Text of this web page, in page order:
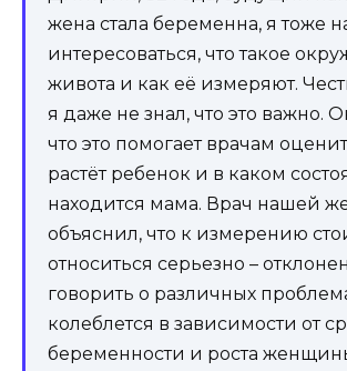
жена стала беременна, я тоже
интересоваться, что такое
живота и как её измеряют.
я даже не знал, что это важно.
что это помогает врачам
растёт ребенок и в каком
находится мама. Врач нашей
объяснил, что к измерению
относиться серьезно –
говорить о различных
колеблется в зависимости от
беременности и роста